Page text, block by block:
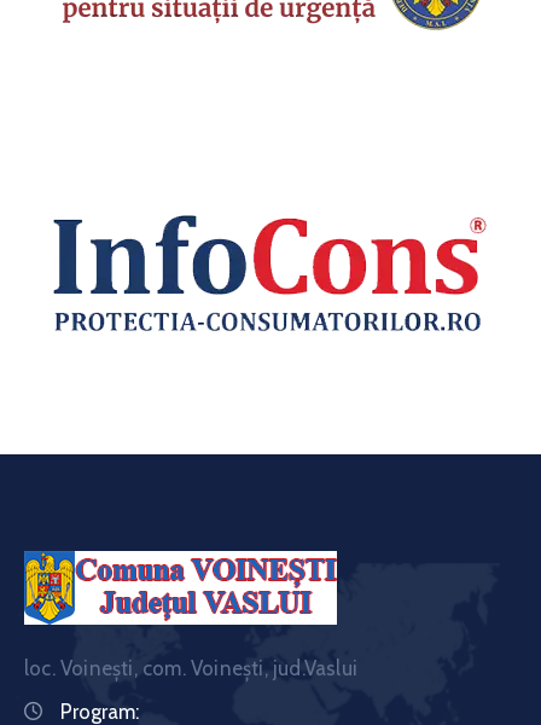
loc. Voinești, com. Voinești, jud.Vaslui
Program: